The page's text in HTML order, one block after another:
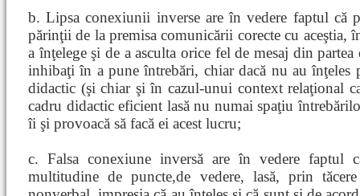
b. Lipsa conexiunii inverse are în vedere faptul că
părinţii de la premisa comunicării corecte cu aceştia,
a înţelege şi de a asculta orice fel de mesaj din
inhibaţi în a pune întrebări, chiar dacă nu au înţeles
didactic (şi chiar şi în cazul-unui context relaţional
cadru didactic eficient lasă nu numai spaţiu
îi şi provoacă să facă ei acest lucru;
c. Falsa conexiune inversă are în vedere faptul
multitudine de puncte,de vedere, lasă, prin